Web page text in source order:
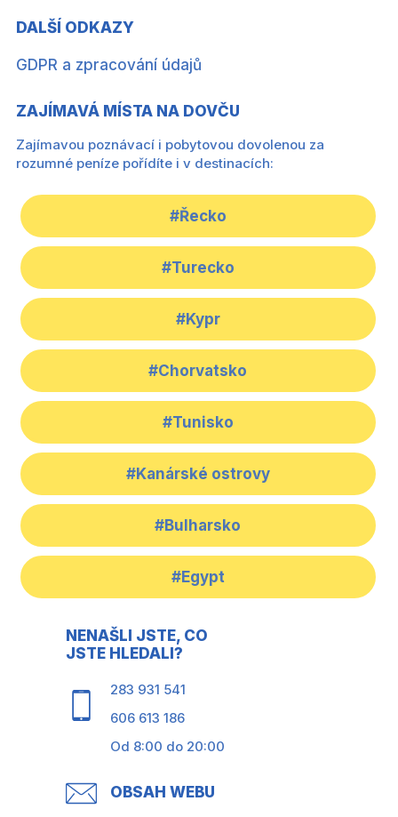
DALŠÍ ODKAZY
GDPR a zpracování údajů
ZAJÍMAVÁ MÍSTA NA DOVČU
Zajímavou poznávací i pobytovou dovolenou za
rozumné peníze pořídíte i v destinacích:
#Řecko
#Turecko
#Kypr
#Chorvatsko
#Tunisko
#Kanárské ostrovy
#Bulharsko
#Egypt
NENAŠLI JSTE, CO
JSTE HLEDALI?
283 931 541
606 613 186
Od 8:00 do 20:00
OBSAH WEBU